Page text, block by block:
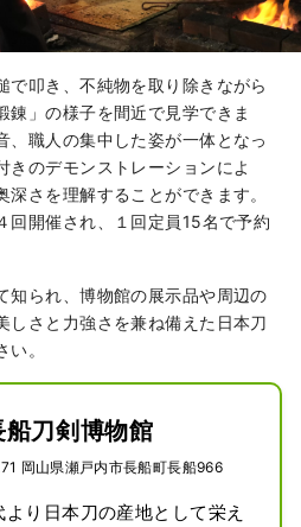
で叩き、不純物を取り除きながら
錬」の様子を間近で見学できま
、職人の集中した姿が一体となっ
きのデモンストレーションによ
深さを理解することができます。
回開催され、１回定員15名で予約
知られ、博物館の展示品や周辺の
しさと力強さを兼ね備えた日本刀
。
船刀剣博物館
岡山県瀬戸内市長船町長船966
より日本刀の産地として栄え